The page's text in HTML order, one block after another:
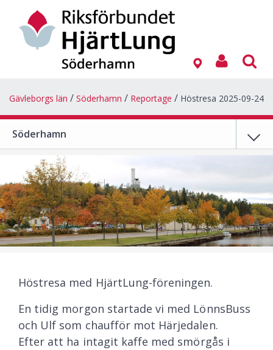
Gävleborgs län Söderhamn Reportage Höstresa 2025-09-24
Söderhamn
Höstresa med HjärtLung-föreningen.
En tidig morgon startade vi med LönnsBuss
och Ulf som chaufför mot Härjedalen.
Efter att ha intagit kaffe med smörgås i